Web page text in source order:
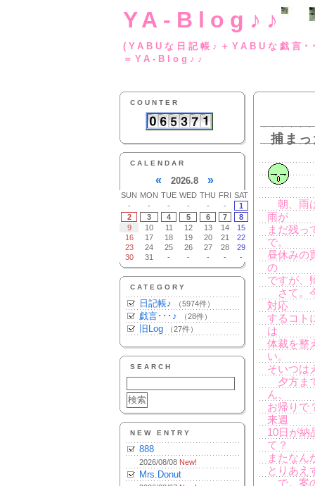
YA-Blog♪♪
(YABUな日記帳♪
＝YA-Blog♪♪
COUNTER
CALENDAR
« 2026.8 »
SUN MON TUE WED THU FRI SAT
-
- - - - -
1
2
3 4 5 6 7
8
9
10 11 12 13 14
15
16
17 18 19 20 21
22
23
24 25 26 27 28
29
30
31 - - - - -
CATEGORY
日記帳♪ （5974件）
戯言･･･♪ （28件）
旧Log （27件）
SEARCH
NEW ENTRY
888
2026/08/08 New!
Mrs.Donut
捕ま
朝、雨
雨が
まだ残っ
で。
昼休みの
の
ですが、
さて。
対応
するコト
は
体裁を整
い。
そいつは
夕方ま
ん、
お帰りで
来週
10日が納
て？
またなん
とりあえ
で。案